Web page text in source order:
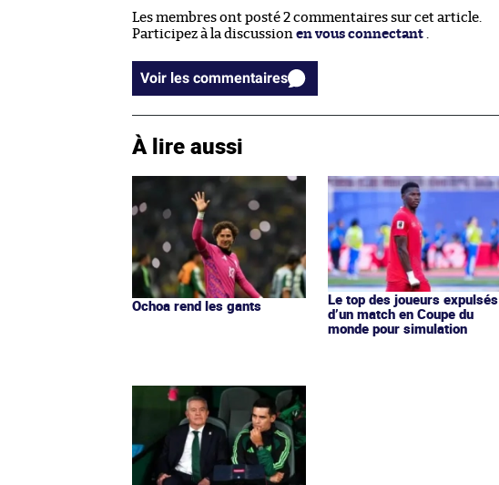
Les membres ont posté 2 commentaires sur cet article.
Participez à la discussion en vous connectant
Voir les commentaires
À lire aussi
Ochoa rend les gants
Le top des joueurs expulsés
d’un match en Coupe du
monde pour simulation